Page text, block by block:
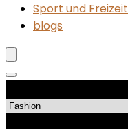
Sport und Freizeit
blogs